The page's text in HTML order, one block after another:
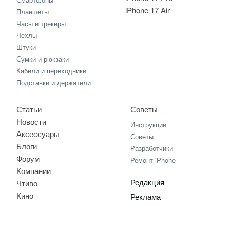
iPhone 17 Air
Планшеты
Часы и трекеры
Чехлы
Штуки
Сумки и рюкзаки
Кабели и переходники
Подставки и держатели
Статьи
Новости
Аксессуары
Блоги
Форум
Компании
Чтиво
Кино
Советы
Инструкции
Советы
Разработчики
Ремонт iPhone
Редакция
Реклама